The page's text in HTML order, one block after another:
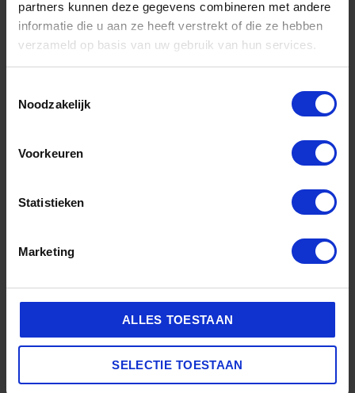
partners kunnen deze gegevens combineren met andere
informatie die u aan ze heeft verstrekt of die ze hebben
verzameld op basis van uw gebruik van hun services.
Noodzakelijk
Voorkeuren
Statistieken
Marketing
ALLES TOESTAAN
SELECTIE TOESTAAN
SUÈDE DRY CLEAN KIT – REINIG
Veilig suede onderhouden
OOK GESCHIKT VOOR DE ADIDAS
GAZELLE EN ADIDAS CANVAS
De technieken in deze gids zijn niet alleen geschikt
voor de Adidas Samba, maar werken ook uitstekend